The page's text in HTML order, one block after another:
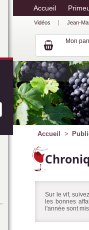
Accueil
Vidéos Jean-
Mon
Accueil
Sur le vif,
les bonnes
l'année sont